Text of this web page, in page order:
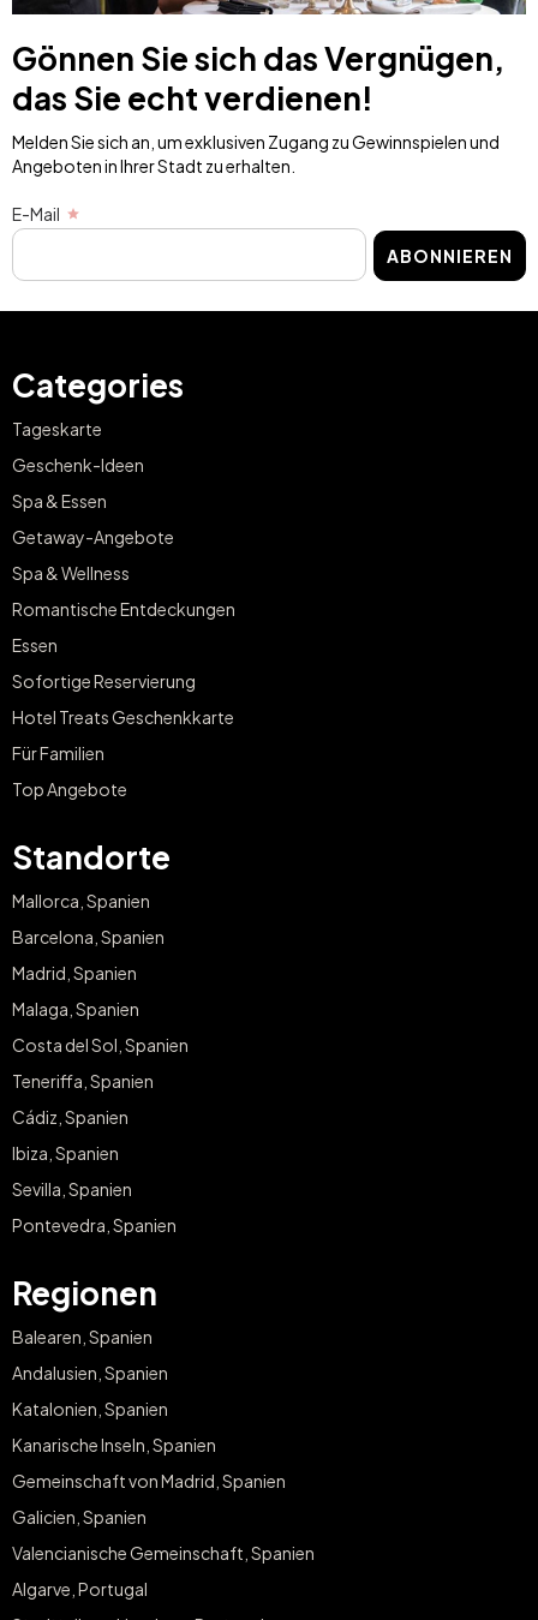
Gönnen Sie sich das Vergnügen,
das Sie echt verdienen!
Melden Sie sich an, um exklusiven Zugang zu Gewinnspielen und
Angeboten in Ihrer Stadt zu erhalten.
E-Mail
ABONNIEREN
Categories
Tageskarte
Geschenk-Ideen
Spa & Essen
Getaway-Angebote
Spa & Wellness
Romantische Entdeckungen
Essen
Sofortige Reservierung
Hotel Treats Geschenkkarte
Für Familien
Top Angebote
Standorte
Mallorca, Spanien
Barcelona, Spanien
Madrid, Spanien
Malaga, Spanien
Costa del Sol, Spanien
Teneriffa, Spanien
Cádiz, Spanien
Ibiza, Spanien
Sevilla, Spanien
Pontevedra, Spanien
Regionen
Balearen, Spanien
Andalusien, Spanien
Katalonien, Spanien
Kanarische Inseln, Spanien
Gemeinschaft von Madrid, Spanien
Galicien, Spanien
Valencianische Gemeinschaft, Spanien
Algarve, Portugal